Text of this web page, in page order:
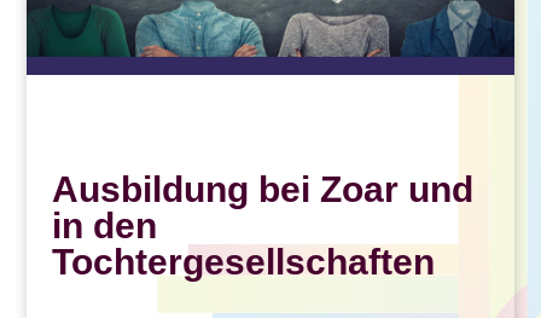
Ausbildung bei Zoar und
in den
Tochtergesellschaften